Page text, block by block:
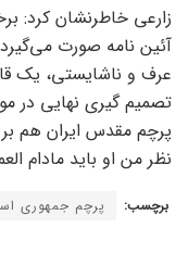
زارعی خاطرنشان کرد:
آئین نامه صورت
عرف و ناشایستی، یک
تصمیم گیری نهایی در
پرچم مقدس ایران هم
نظر من او باید مادام
برچسب: پرچم جمهوری